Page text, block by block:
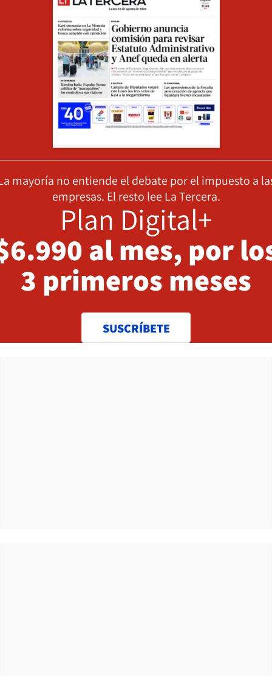
mayoría no entiende el debate por el impuesto a
empresas. El resto lee La Tercera.
Plan Digital+
al mes, por
3 primeros meses
SUSCRÍBETE